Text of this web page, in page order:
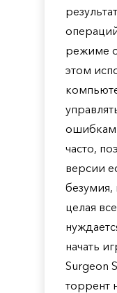
режиме
этом
часто,
версии
безумия,
целая
начать
Surgeon
торрент